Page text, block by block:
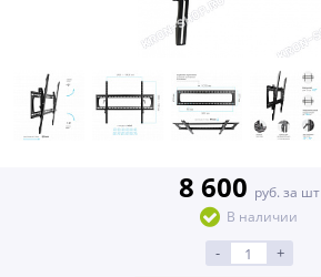
8 600 руб. за шт
В наличии
- +